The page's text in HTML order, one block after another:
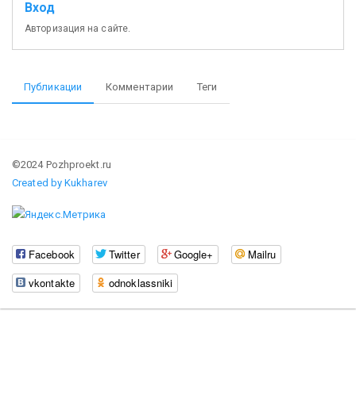
Вход
Авторизация на сайте.
Публикации Комментарии Теги
©2024 Pozhproekt.ru
Created by Kukharev
Facebook Twitter Google+
Mailru
vkontakte
odnoklassniki